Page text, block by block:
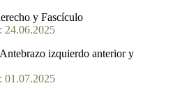
y Fascículo
24.06.2025
izquierdo anterior y
01.07.2025